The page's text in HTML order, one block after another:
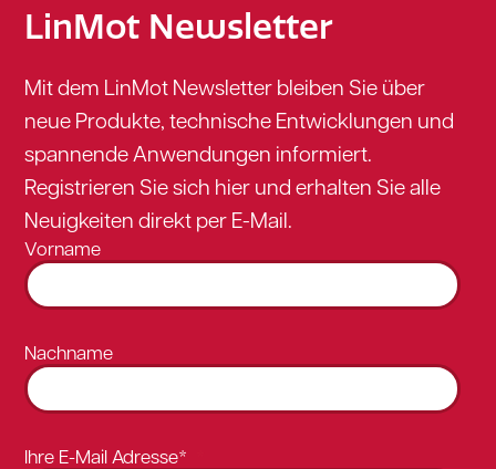
LinMot Newsletter
Mit dem LinMot Newsletter bleiben Sie über
neue Produkte, technische Entwicklungen und
spannende Anwendungen informiert.
Registrieren Sie sich hier und erhalten Sie alle
Neuigkeiten direkt per E-Mail.
Vorname
Nachname
Ihre E-Mail Adresse*